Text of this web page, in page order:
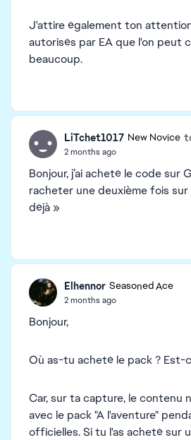
J'attire également ton
autorisés par EA que l'on peut
beaucoup.
LiTchet1017 New Novice
2 months ago
Bonjour, j’ai acheté le code sur
racheter une deuxième fois sur
déjà »
Elhennor Seasoned Ace
2 months ago
Bonjour,
Où as-tu acheté le pack ?
Car, sur ta capture, le contenu
avec le pack "A l'aventure"
officielles. Si tu l'as acheté sur